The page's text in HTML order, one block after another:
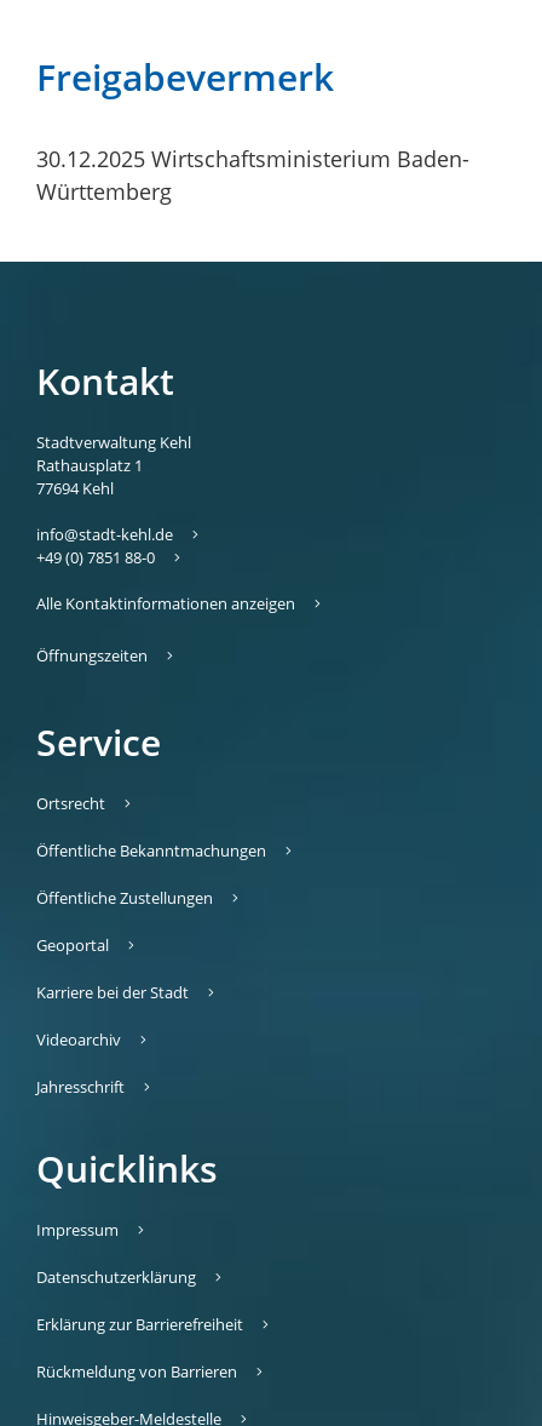
Freigabevermerk
30.12.2025 Wirtschaftsministerium Baden-
Württemberg
Kontakt
Stadtverwaltung Kehl
Rathausplatz 1
77694 Kehl
info@stadt-kehl.de
+49 (0) 7851 88-0
Alle Kontaktinformationen anzeigen
Öffnungszeiten
Service
Ortsrecht
Öffentliche Bekanntmachungen
Öffentliche Zustellungen
Geoportal
Karriere bei der Stadt
Videoarchiv
Jahresschrift
Quicklinks
Impressum
Datenschutzerklärung
Erklärung zur Barrierefreiheit
Rückmeldung von Barrieren
Hinweisgeber-Meldestelle